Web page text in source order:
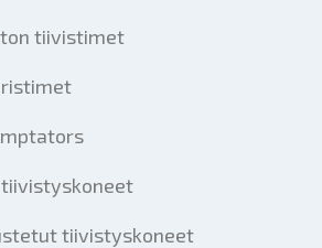
tiivistimet
tiivistyskoneet